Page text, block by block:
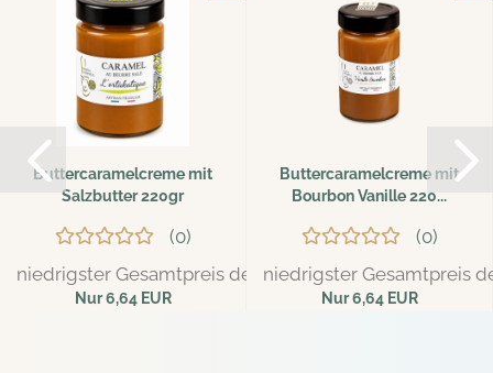
Buttercaramelcreme mit
Salzbutter 220gr
0
niedrigster Gesamtpreis der letzten 30 Tage: 6,99 EUR
Nur 6,64 EUR
Buttercaramelcreme mit
Bourbon Vanille 220...
0
niedrigster Gesamtpreis
Nur 6,64 EUR